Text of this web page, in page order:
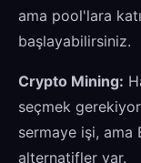
ama pool'lara
başlayabilirsiniz.
Crypto Mining:
seçmek
sermaye işi, ama
alternatifler var.